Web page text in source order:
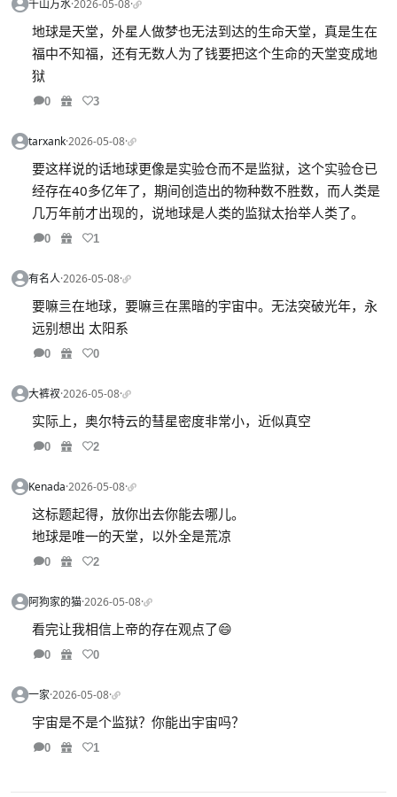
千山万水·2026-05-08·
地球是天堂，外星人做梦也无法到达的生命天堂，真是生在
福中不知福，还有无数人为了钱要把这个生命的天堂变成地
狱
0 3
tarxank·2026-05-08·
要这样说的话地球更像是实验仓而不是监狱，这个实验仓已
经存在40多亿年了，期间创造出的物种数不胜数，而人类是
几万年前才出现的，说地球是人类的监狱太抬举人类了。
0 1
有名人·2026-05-08·
要嘛亖在地球，要嘛亖在黑暗的宇宙中。无法突破光年，永
远别想出 太阳系
0 0
大裤衩·2026-05-08·
实际上，奥尔特云的彗星密度非常小，近似真空
0 2
Kenada·2026-05-08·
这标题起得，放你出去你能去哪儿。
地球是唯一的天堂，以外全是荒凉
0 2
阿狗家的猫·2026-05-08·
看完让我相信上帝的存在观点了😄
0 0
一家·2026-05-08·
宇宙是不是个监狱？你能出宇宙吗？
0 1